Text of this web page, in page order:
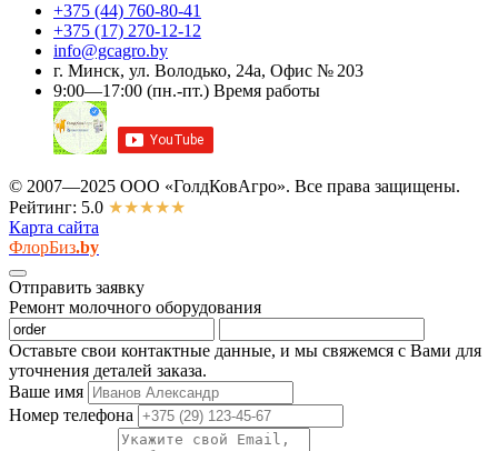
+375 (44) 760-80-41
+375 (17) 270-12-12
info@gcagro.by
г. Минск, ул. Володько, 24а, Офис № 203
9:00—17:00 (пн.-пт.) Время работы
© 2007—2025 ООО «ГолдКовАгро». Все права защищены.
Рейтинг: 5.0 ★★★★★
Карта сайта
ФлорБиз.by
Отправить заявку
Ремонт молочного оборудования
Оставьте свои контактные данные, и мы свяжемся с Вами для
уточнения деталей заказа.
Ваше имя
Номер телефона